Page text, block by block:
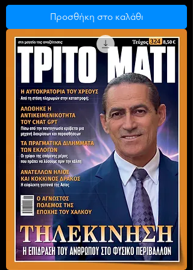
Προσθήκη στο καλάθι